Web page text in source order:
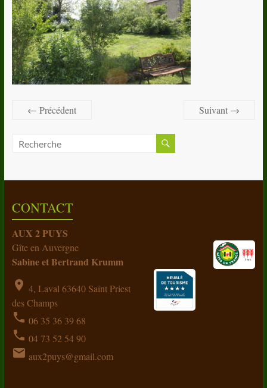
← Précédent Suivant →
CONTACT
AUX 2 PUYS
Gîte en Auvergne
Sabine et Bertrand Krumm
location_on 4, Laval 63640 Saint Priest
des Champs
phone 06 35 36 39 68
phone 04 73 52 54 90
email aux2puys@gmail.com